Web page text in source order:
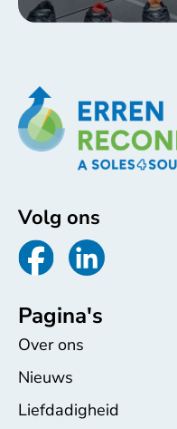
Volg ons
Pagina's
Over ons
Nieuws
Liefdadigheid